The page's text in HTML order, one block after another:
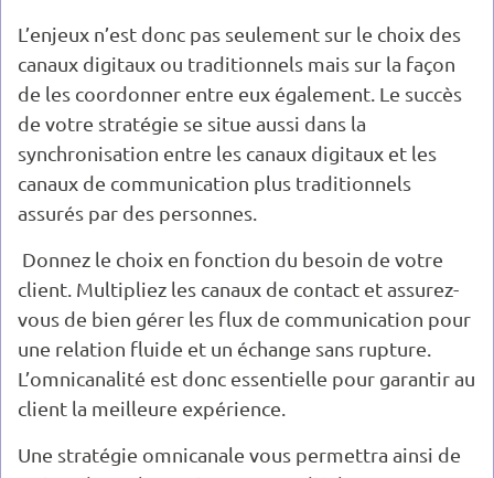
L’enjeux n’est donc pas seulement sur le choix des
canaux digitaux ou traditionnels mais sur la façon
de les coordonner entre eux également. Le succès
de votre stratégie se situe aussi dans la
synchronisation entre les canaux digitaux et les
canaux de communication plus traditionnels
assurés par des personnes.
Donnez le choix en fonction du besoin de votre
client. Multipliez les canaux de contact et assurez-
vous de bien gérer les flux de communication pour
une relation fluide et un échange sans rupture.
L’omnicanalité est donc essentielle pour garantir au
client la meilleure expérience.
Une stratégie omnicanale vous permettra ainsi de